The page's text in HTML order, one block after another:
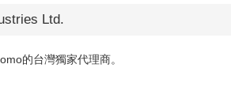
Ltd.
的台灣獨家代理商。